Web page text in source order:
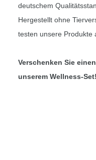
deutschem
Hergestellt ohne
testen unsere Produkte
Verschenken Sie
unserem Wellness-Set!